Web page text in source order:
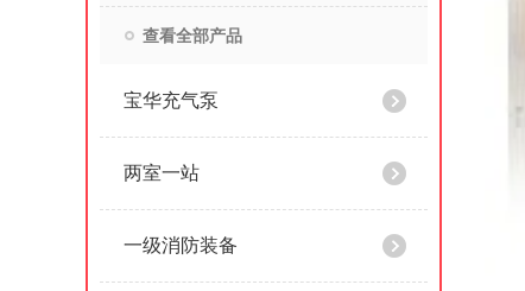
查看全部产品
宝华充气泵
两室一站
一级消防装备